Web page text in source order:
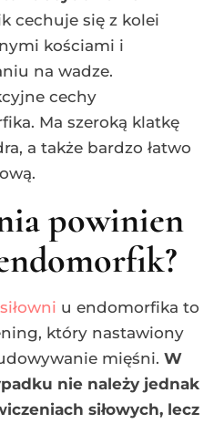
cechuje się z kolei
kościami i
na wadze.
cechy
Ma szeroką klatkę
a także bardzo łatwo
powinien
u endomorfika to
który nastawiony
mięśni. W
nie należy jednak
siłowych, lecz